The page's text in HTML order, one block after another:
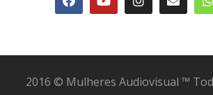
2016 © Mulheres Audiovisual ™